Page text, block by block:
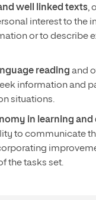
well linked texts,
interest to the
or to describe
reading and
information and
situations.
in learning
to communicate
the tasks set.